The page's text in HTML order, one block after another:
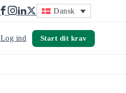
Dansk
Log ind Start dit krav